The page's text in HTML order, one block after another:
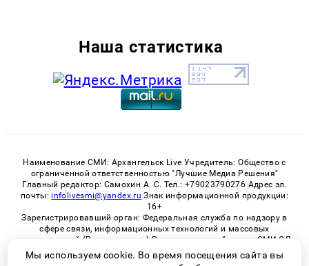
Наша статистика
Наименование СМИ: Архангельск Live Учредитель: Общество с
ограниченной ответственностью "Лучшие Медиа Решения"
Главный редактор: Самохин А. С. Тел.: +79023790276 Адрес эл.
почты: infolivesmi@yandex.ru Знак информационной продукции:
16+
Зарегистрировавший орган: Федеральная служба по надзору в
сфере связи, информационных технологий и массовых
коммуникаций (Роскомнадзор) Регистрационный номер СМИ ЭЛ
№ ФС 77 - 82533 от 21.01.2022
Мы используем cookie. Во время посещения сайта вы